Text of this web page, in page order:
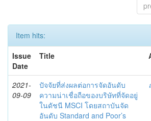
Item hits:
Issue
Date
Title
2021-
09-09
ปัจจัยที่ส่งผลต่อการจัดอันดับ
ความน่าเชื่อถือของบริษัทที่จัดอยู่
ในดัชนี MSCI โดยสถาบันจัด
อันดับ Standard and Poor’s